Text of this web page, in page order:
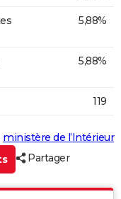
5,88%
5,88%
119
ministère de l’Intérieur
Partager